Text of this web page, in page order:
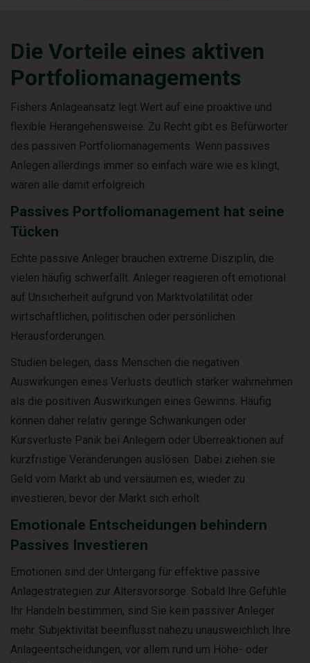
Die Vorteile eines aktiven
Portfoliomanagements
Fishers Anlageansatz legt Wert auf eine proaktive und
flexible Herangehensweise. Zu Recht gibt es Befürworter
des passiven Portfoliomanagements. Wenn passives
Anlegen allerdings immer so einfach wäre wie es klingt,
wären alle damit erfolgreich.
Passives Portfoliomanagement hat seine
Tücken
Echte passive Anleger brauchen extreme Disziplin, die
vielen häufig schwerfällt. Anleger reagieren oft emotional
auf Unsicherheit aufgrund von Marktvolatilität oder
wirtschaftlichen, politischen oder persönlichen
Herausforderungen.
Studien belegen, dass Menschen die negativen
Auswirkungen eines Verlusts deutlich stärker wahrnehmen
als die positiven Auswirkungen eines Gewinns. Häufig
können daher relativ geringe Schwankungen oder
Kursverluste Panik bei Anlegern oder Überreaktionen auf
kurzfristige Veränderungen auslösen. Dabei ziehen sie
Geld vom Markt ab und versäumen es, wieder zu
investieren, bevor der Markt sich erholt.
Emotionale Entscheidungen behindern
Passives Investieren
Emotionen sind der Untergang für effektive passive
Anlagestrategien zur Altersvorsorge. Sobald Ihre Gefühle
Ihr Handeln bestimmen, sind Sie kein passiver Anleger
mehr. Subjektivität beeinflusst nahezu unausweichlich Ihre
Anlageentscheidungen, vor allem rund um Höhe- oder